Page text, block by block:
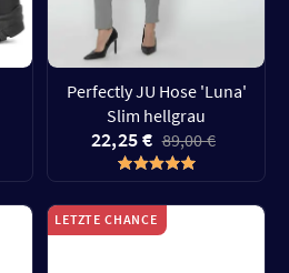
Perfectly JU Hose 'Luna'
Slim hellgrau
22,25 € 89,00 €
LETZTE CHANCE